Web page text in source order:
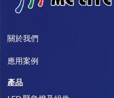
關於我們​
​應用案例
產品